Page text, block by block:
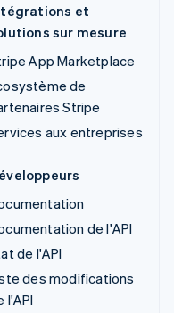
et
sur mesure
App Marketplace
de
Stripe
aux entreprises
de l'API
de l'API
des modifications
l'API